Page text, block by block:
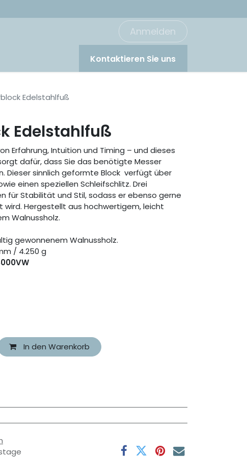
Anmelden
Kontaktieren Sie uns
Edelstahlfuß
Edelstahlfuß
Erfahrung, Intuition und Timing – und dieses
dafür, dass Sie das benötigte Messer
Dieser sinnlich geformte Block verfügt über
einen speziellen Schleifschlitz. Drei
für Stabilität und Stil, sodass er ebenso gerne
Hergestellt aus hochwertigem, leicht
Walnussholz.
gewonnenem Walnussholz.
/ 4.250 g
In den Warenkorb